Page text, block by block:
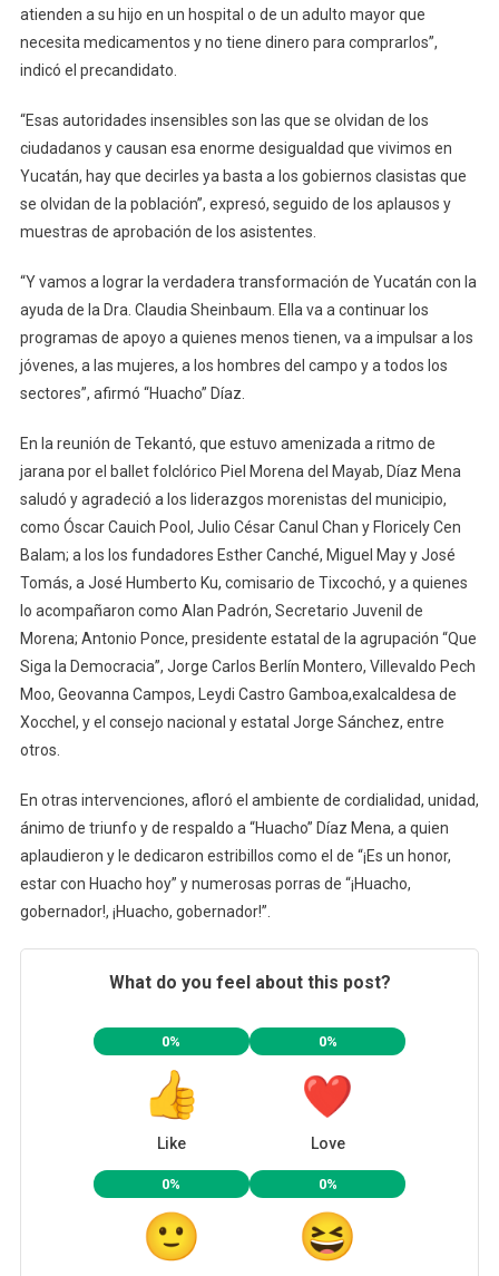
atienden a su hijo en un hospital o de un adulto mayor que
necesita medicamentos y no tiene dinero para comprarlos”,
indicó el precandidato.
“Esas autoridades insensibles son las que se olvidan de los
ciudadanos y causan esa enorme desigualdad que vivimos en
Yucatán, hay que decirles ya basta a los gobiernos clasistas que
se olvidan de la población”, expresó, seguido de los aplausos y
muestras de aprobación de los asistentes.
“Y vamos a lograr la verdadera transformación de Yucatán con la
ayuda de la Dra. Claudia Sheinbaum. Ella va a continuar los
programas de apoyo a quienes menos tienen, va a impulsar a los
jóvenes, a las mujeres, a los hombres del campo y a todos los
sectores”, afirmó “Huacho” Díaz.
En la reunión de Tekantó, que estuvo amenizada a ritmo de
jarana por el ballet folclórico Piel Morena del Mayab, Díaz Mena
saludó y agradeció a los liderazgos morenistas del municipio,
como Óscar Cauich Pool, Julio César Canul Chan y Floricely Cen
Balam; a los los fundadores Esther Canché, Miguel May y José
Tomás, a José Humberto Ku, comisario de Tixcochó, y a quienes
lo acompañaron como Alan Padrón, Secretario Juvenil de
Morena; Antonio Ponce, presidente estatal de la agrupación “Que
Siga la Democracia”, Jorge Carlos Berlín Montero, Villevaldo Pech
Moo, Geovanna Campos, Leydi Castro Gamboa,exalcaldesa de
Xocchel, y el consejo nacional y estatal Jorge Sánchez, entre
otros.
En otras intervenciones, afloró el ambiente de cordialidad, unidad,
ánimo de triunfo y de respaldo a “Huacho” Díaz Mena, a quien
aplaudieron y le dedicaron estribillos como el de “¡Es un honor,
estar con Huacho hoy” y numerosas porras de “¡Huacho,
gobernador!, ¡Huacho, gobernador!”.
What do you feel about this post?
0%
Like
0%
Love
0% 0%